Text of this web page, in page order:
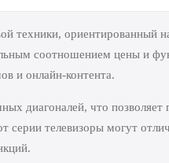
техники, ориентированный
соотношением цены и
и онлайн-контента.
диагоналей, что позволяет
телевизоры могут